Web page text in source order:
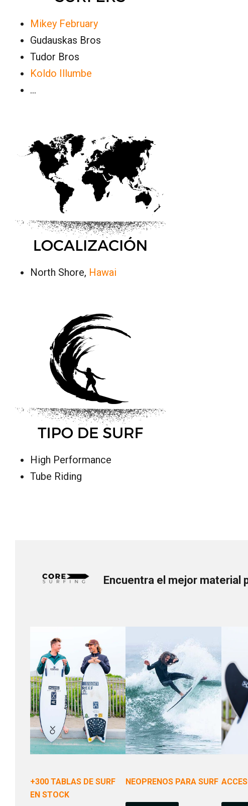
Mikey February
Gudauskas Bros
Tudor Bros
Koldo Illumbe
…
North Shore, Hawai
High Performance
Tube Riding
Encuentra el mejor material
+300 TABLAS DE SURF
EN STOCK
NEOPRENOS PARA SURF